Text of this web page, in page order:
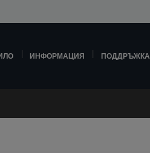
ИНФОРМАЦИЯ ПОДДРЪЖКА